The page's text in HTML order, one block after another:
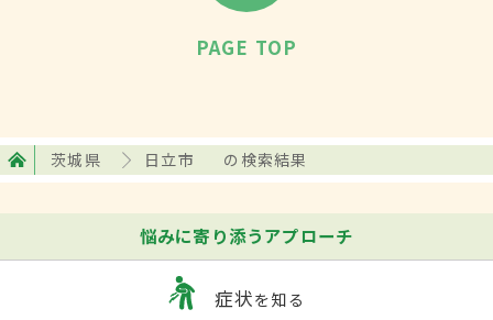
PAGE TOP
茨城県 日立市 の検索結果
悩みに寄り添うアプローチ
症状を知る